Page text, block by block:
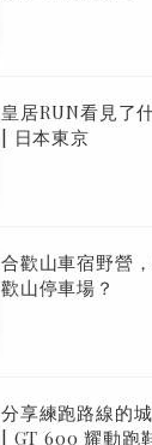
皇居RUN看見了
| 日本東京
合歡山車宿野營
歡山停車場？
分享練跑路線的
| GT 600 耀動跑